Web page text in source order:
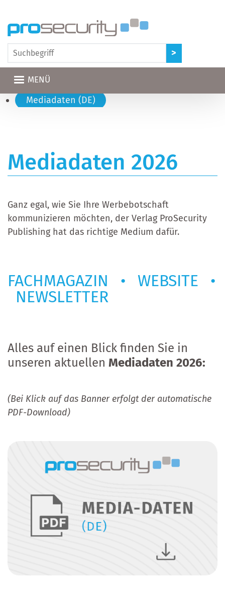
MENÜ
Hauptnavigation
Mediadaten (DE)
Mediadaten 2026
Ganz egal, wie Sie Ihre Werbebotschaft
kommunizieren möchten, der Verlag ProSecurity
Publishing hat das richtige Medium dafür.
FACHMAGAZIN • WEBSITE •
NEWSLETTER
Alles auf einen Blick finden Sie in
unseren aktuellen Mediadaten 2026:
(Bei Klick auf das Banner erfolgt der automatische
PDF-Download)